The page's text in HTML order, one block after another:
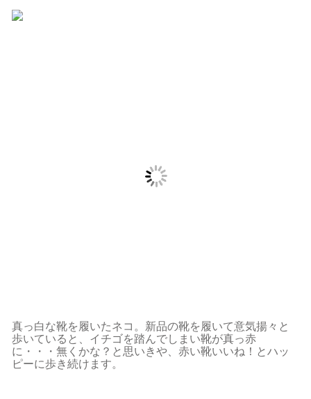
真っ白な靴を履いたネコ。新品の靴を履いて意気揚々と
歩いていると、イチゴを踏んでしまい靴が真っ赤
に・・・無くかな？と思いきや、赤い靴いいね！とハッ
ピーに歩き続けます。